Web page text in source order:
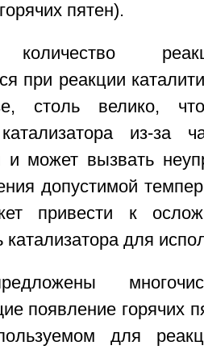
пятен).
при реакции
столь велико,
из-за
и может вызвать
допустимой
привести к
катализатора для
появление горячих
для